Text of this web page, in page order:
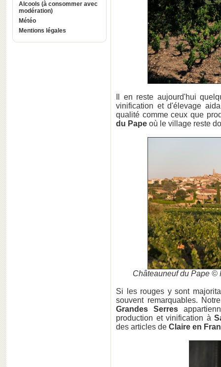
Alcools (à consommer avec
modération)
Météo
Mentions légales
Il en reste aujourd'hui
vinification et d'élevage
qualité comme ceux que
du Pape où le village reste
Châteauneuf du Pape ©
Si les rouges y sont
souvent remarquables.
Grandes Serres
production et vinification à
des articles de Claire en